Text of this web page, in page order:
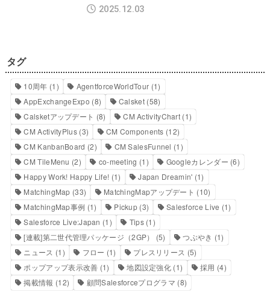
2025.12.03
タグ
10周年 (1) AgentforceWorldTour (1)
AppExchangeExpo (8) Calsket(58)
Calsketアップデート (8) CM ActivityChart (1)
CM ActivityPlus(3) CM Components (12)
CM KanbanBoard (2) CM SalesFunnel (1)
CM TileMenu (2) co-meeting (1) Googleカレンダー (6)
Happy Work! Happy Life! (1) Japan Dreamin' (1)
MatchingMap (33) MatchingMapアップデート (10)
MatchingMap事例 (1) Pickup (3) Salesforce Live (1)
Salesforce Live:Japan (1) Tips(1)
[連載]第二世代管理パッケージ（2GP）
(5) つぶやき (1)
ニュース (1) フロー (1) プレスリリース (5)
ポップアップ表示改善 (1) 地図設定強化 (1) 採用 (4)
掲載情報 (12) 顧問Salesforceプログラマ (8)